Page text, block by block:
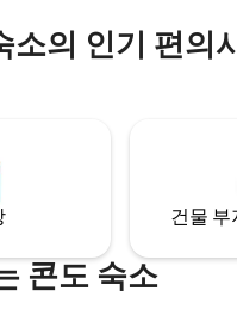
소를 현장 회의와 화상 통화를
라운지' 로 변신할 수 있는
몇 걸음 거리에 있습니다.
소의 인기 편의
건물 부
콘도 숙소